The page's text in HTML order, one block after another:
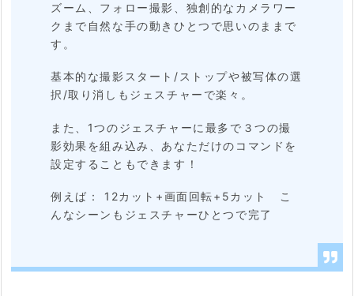
ズーム、フォロー撮影、独創的なカメラワー
クまで自然な手の動きひとつで思いのままで
す。
基本的な撮影スタート/ストップや被写体の選
択/取り消しもジェスチャーで楽々。
また、1つのジェスチャーに最多で３つの撮
影効果を組み込み、あなただけのコマンドを
設定することもできます！
例えば： 12カット+画面回転+5カット こ
んなシーンもジェスチャーひとつで完了